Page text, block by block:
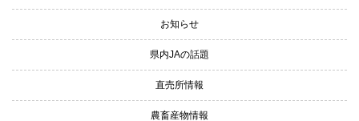
お知らせ
県内JAの話題
直売所情報
農畜産物情報